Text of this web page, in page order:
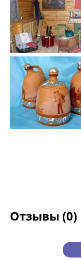
Отзывы (0)